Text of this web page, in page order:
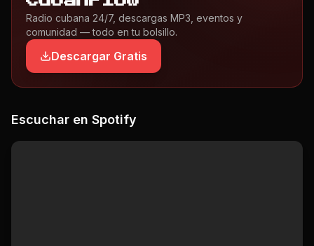
Radio cubana 24/7, descargas MP3, eventos y
comunidad — todo en tu bolsillo.
Descargar Gratis
Escuchar en Spotify